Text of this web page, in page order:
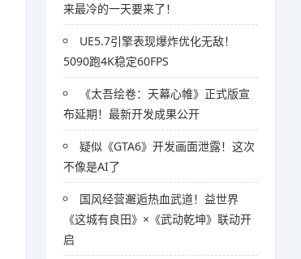
来最冷的一天要来了！
UE5.7引擎表现爆炸优化无敌！
5090跑4K稳定60FPS
《太吾绘卷：天幕心帷》正式版宣
布延期！最新开发成果公开
疑似《GTA6》开发画面泄露！这次
不像是AI了
国风经营邂逅热血武道！益世界
《这城有良田》×《武动乾坤》联动开
启